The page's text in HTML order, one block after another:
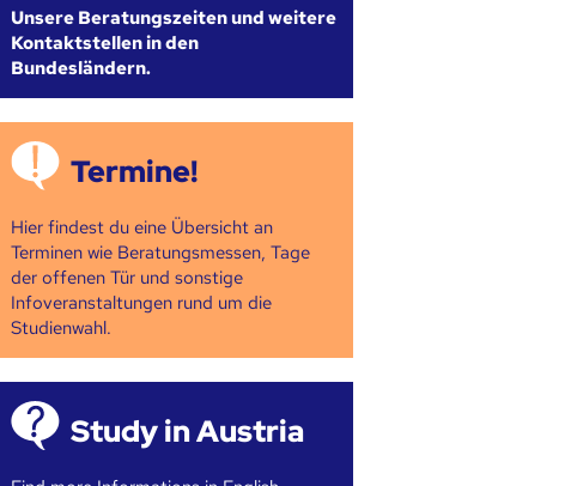
Unsere Beratungszeiten und weitere
Kontaktstellen in den
Bundesländern.
Termine!
Hier findest du eine Übersicht an
Terminen wie Beratungsmessen, Tage
der offenen Tür und sonstige
Infoveranstaltungen rund um die
Studienwahl.
Study in Austria